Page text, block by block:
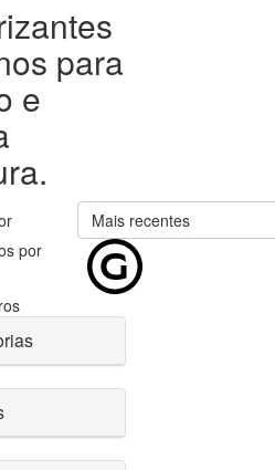
para
e
Mais recentes
por